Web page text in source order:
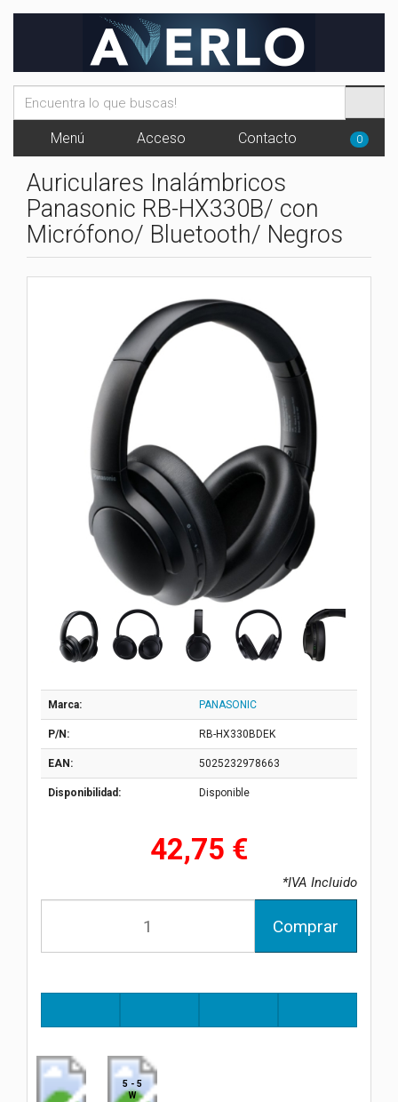
Menú Acceso Contacto 0
Auriculares Inalámbricos
Panasonic RB-HX330B/ con
Micrófono/ Bluetooth/ Negros
Marca: PANASONIC
P/N: RB-HX330BDEK
EAN: 5025232978663
Disponibilidad: Disponible
42,75 €
*IVA Incluido
Comprar
5 - 5
W